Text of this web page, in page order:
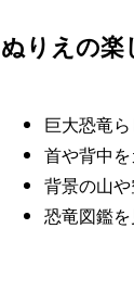
ぬりえの楽
巨大恐竜
首や背中
背景の山
恐竜図鑑